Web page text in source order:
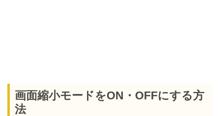
画面縮小モードをON・OFFにする方
法